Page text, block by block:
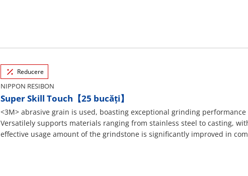
Reducere
NIPPON RESIBON
Super Skill Touch【25 bucăți】
<3M> abrasive grain is used, boasting exceptional grinding
Versatilely supports materials ranging from stainless steel to casting,
effective usage amount of the grindstone is significantly improved in